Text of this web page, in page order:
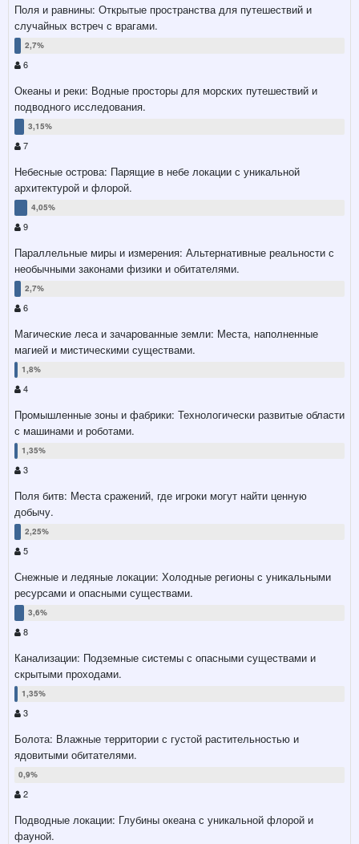
Поля и равнины: Открытые пространства для путешествий и
случайных встреч с врагами.
6
Океаны и реки: Водные просторы для морских путешествий и
подводного исследования.
7
Небесные острова: Парящие в небе локации с уникальной
архитектурой и флорой.
9
Параллельные миры и измерения: Альтернативные реальности с
необычными законами физики и обитателями.
6
Магические леса и зачарованные земли: Места, наполненные
магией и мистическими существами.
4
Промышленные зоны и фабрики: Технологически развитые области
с машинами и роботами.
3
Поля битв: Места сражений, где игроки могут найти ценную
добычу.
5
Снежные и ледяные локации: Холодные регионы с уникальными
ресурсами и опасными существами.
8
Канализации: Подземные системы с опасными существами и
скрытыми проходами.
3
Болота: Влажные территории с густой растительностью и
ядовитыми обитателями.
2
Подводные локации: Глубины океана с уникальной флорой и
фауной.